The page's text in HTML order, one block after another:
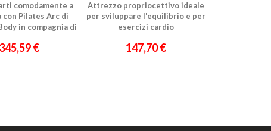
comodamente a
con Pilates Arc di
in compagnia di
345,59 €
Attrezzo propriocettivo ideale
per sviluppare l'equilibrio e per
esercizi cardio
147,70 €